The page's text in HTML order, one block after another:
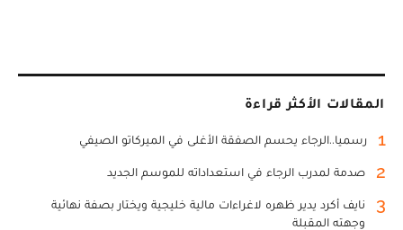
المقالات الأكثر قراءة
1 رسميا..الرجاء يحسم الصفقة الأغلى في الميركاتو الصيفي
2 صدمة لمدرب الرجاء في استعداداته للموسم الجديد
3
نايف أكرد يدير ظهره لاغراءات مالية خليجية ويختار بصفة نهائية
وجهته المقبلة